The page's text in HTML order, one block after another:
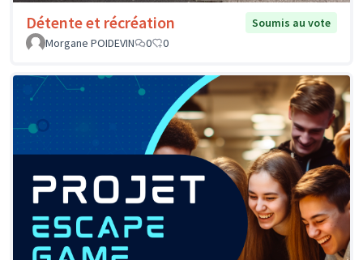
Détente et récréation
Soumis au vote
Morgane POIDEVIN
0 0